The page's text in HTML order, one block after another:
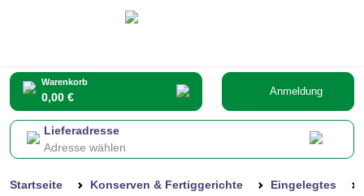
Warenkorb
0,00 € Anmeldung
Lieferadresse
Adresse wählen
Startseite Konserven & Fertiggerichte Eingelegtes